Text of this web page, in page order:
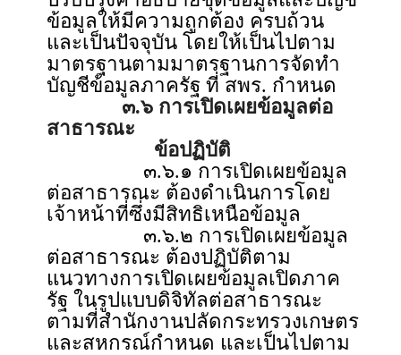
ข้อมูลให้มีความถูกต้อง ครบถ้วน
และเป็นปัจจุบัน โดยให้เป็นไปตาม
มาตรฐานตามมาตรฐานการจัดทำ
บัญชีข้อมูลภาครัฐ ที่ สพร. กำหนด
๓.๖ การเปิดเผยข้อมูลต่อ
สาธารณะ
ข้อปฏิบัติ
๓.๖.๑ การเปิดเผยข้อมูล
ต่อสาธารณะ ต้องดำเนินการโดย
เจ้าหน้าที่ซึ่งมีสิทธิเหนือข้อมูล
๓.๖.๒ การเปิดเผยข้อมูล
ต่อสาธารณะ ต้องปฏิบัติตาม
แนวทางการเปิดเผยข้อมูลเปิดภาค
รัฐ ในรูปแบบดิจิทัลต่อสาธารณะ
ตามที่สำนักงานปลัดกระทรวงเกษตร
และสหกรณ์กำหนด และเป็นไปตาม